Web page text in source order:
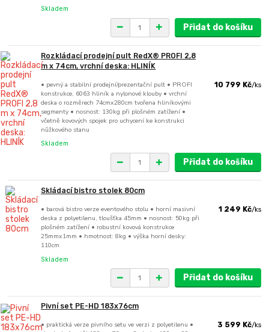
Skladem
Přidat do košíku
Rozkládací prodejní pult RedX® PROFI 2,8
m x 74cm, vrchní deska: HLINÍK
• pevný a stabilní prodejní/prezentační pult • PROFI
konstrukce, 6063 hliník a nylonové klouby • vrchní
deska o rozměrech 74cmx280cm tvořena hliníkovými
segmenty • nosnost: 130kg při plošném zatížení •
včetně kovových spojek pro uchycení ke konstrukci
nůžkového stanu
10 799 Kč/ks
Skladem
Přidat do košíku
Skládací bistro stolek 80cm
• barová bistro verze eventového stolu • horní masivní
deska z polyetilenu, tloušťka 45mm • nosnost: 50kg při
plošném zatížení • robustní kovová konstrukce
25mmx1mm • hmotnost: 8kg • výška horní desky:
110cm
1 249 Kč/ks
Skladem
Přidat do košíku
Pivní set PE-HD 183x76cm
• praktická verze pivního setu ve verzi z polyetilenu •
3 599 Kč/ks